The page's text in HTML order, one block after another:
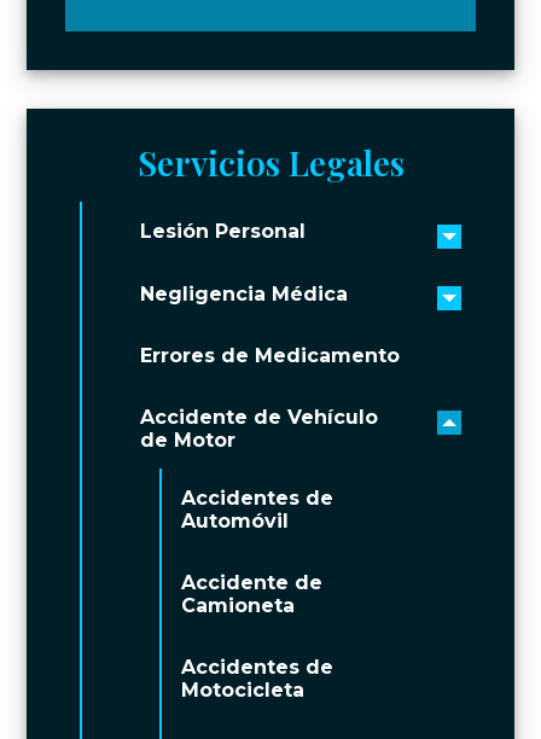
Servicios Legales
Lesión Personal
Toggle
Negligencia Médica
Toggle
Errores de Medicamento
Accidente de Vehículo
de Motor
Toggle
Accidentes de
Automóvil
Accidente de
Camioneta
Accidentes de
Motocicleta